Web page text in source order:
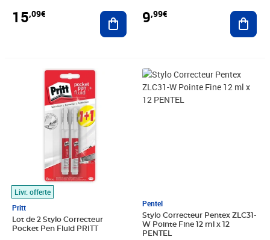
15,09€ Ajouter au panier
9,99€
Livr. offerte
Pritt
Lot de 2 Stylo Correcteur
Pocket Pen Fluid PRITT
Prix 6,51€
Pentel
Stylo Correcteur Pentex ZLC31-
W Pointe Fine 12 ml x 12
PENTEL
Prix 48,56€